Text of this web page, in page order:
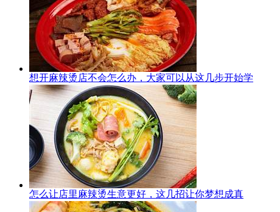
想开麻辣烫店不会怎么办，大家可以从这几步开始学
怎么让店里麻辣烫生意更好，这几招让你梦想成真